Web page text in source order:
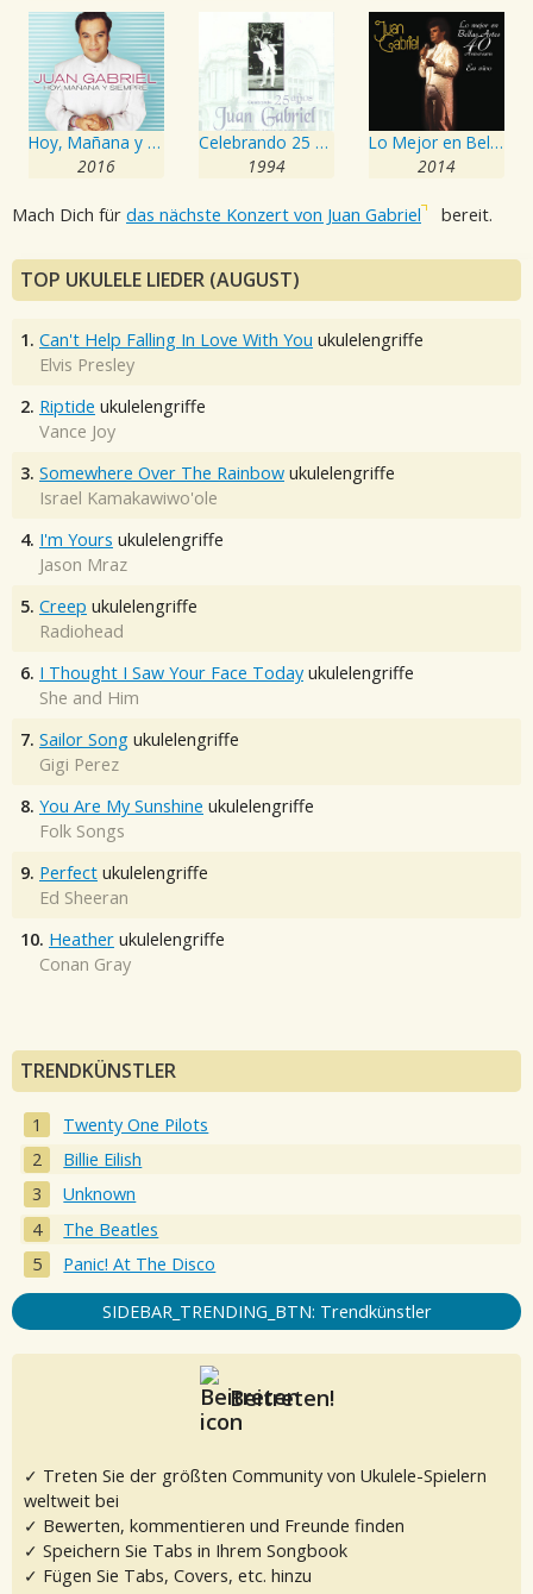
Hoy, Mañana y Siempre
2016
Celebrando 25 Años De Juan Gabriel En El Palacio De Bellas Artes
1994
Lo Mejor en Bellas Artes - 40 Aniversario
2014
Mach Dich für das nächste Konzert von Juan Gabriel bereit.
TOP UKULELE LIEDER (AUGUST)
1. Can't Help Falling In Love With You ukulelengriffe
Elvis Presley
2. Riptide ukulelengriffe
Vance Joy
3. Somewhere Over The Rainbow ukulelengriffe
Israel Kamakawiwo'ole
4. I'm Yours ukulelengriffe
Jason Mraz
5. Creep ukulelengriffe
Radiohead
6. I Thought I Saw Your Face Today ukulelengriffe
She and Him
7. Sailor Song ukulelengriffe
Gigi Perez
8. You Are My Sunshine ukulelengriffe
Folk Songs
9. Perfect ukulelengriffe
Ed Sheeran
10. Heather ukulelengriffe
Conan Gray
TRENDKÜNSTLER
Twenty One Pilots
Billie Eilish
Unknown
The Beatles
Panic! At The Disco
SIDEBAR_TRENDING_BTN: Trendkünstler
Beitreten!
✓ Treten Sie der größten Community von Ukulele-Spielern
weltweit bei
✓ Bewerten, kommentieren und Freunde finden
✓ Speichern Sie Tabs in Ihrem Songbook
✓ Fügen Sie Tabs, Covers, etc. hinzu